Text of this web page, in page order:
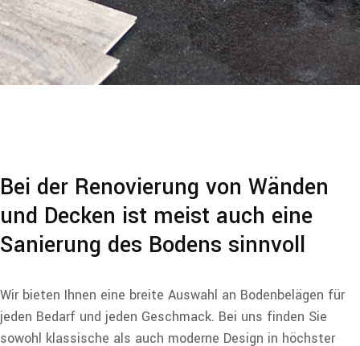
Bei der Renovierung von Wänden
und Decken ist meist auch eine
Sanierung des Bodens sinnvoll
Wir bieten Ihnen eine breite Auswahl an Bodenbelägen für
jeden Bedarf und jeden Geschmack. Bei uns finden Sie
sowohl klassische als auch moderne Design in höchster